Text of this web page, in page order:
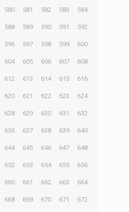
580 581 582 583 584
588 589 590 591 592
596 597 598 599 600
604 605 606 607 608
612 613 614 615 616
620 621 622 623 624
628 629 630 631 632
636 637 638 639 640
644 645 646 647 648
652 653 654 655 656
660 661 662 663 664
668 669 670 671 672